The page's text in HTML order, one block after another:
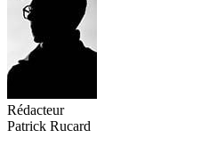
Rédacteur
Patrick Rucard